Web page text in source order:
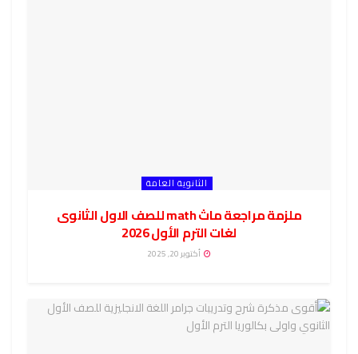
الثانوية العامة
ملزمة مراجعة ماث math للصف الاول الثانوى
لغات الترم الأول 2026
أكتوبر 20, 2025